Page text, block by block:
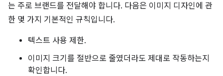
는 주로 브랜드를 전달해야 합니다. 다음은 이미지 디자인에 관
한 몇 가지 기본적인 규칙입니다.
텍스트 사용 제한.
이미지 크기를 절반으로 줄였더라도 제대로 작동하는지
확인합니다.